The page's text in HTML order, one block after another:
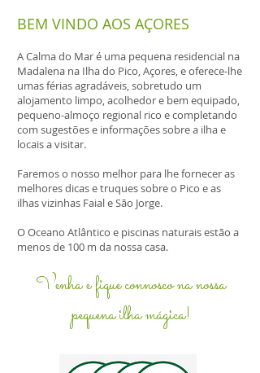
BEM VINDO AOS AÇORES
A Calma do Mar é uma pequena residencial na
Madalena na Ilha do Pico, Açores, e oferece-lhe
umas férias agradáveis, sobretudo um
alojamento limpo, acolhedor e bem equipado,
pequeno-almoço regional rico e completando
com sugestões e informações sobre a ilha e
locais a visitar.
Faremos o nosso melhor para lhe fornecer as
melhores dicas e truques sobre o Pico e as
ilhas vizinhas Faial e São Jorge.
O Oceano Atlântico e piscinas naturais estão a
menos de 100 m da nossa casa.
Venha e fique connosco na nossa
pequena ilha mágica!